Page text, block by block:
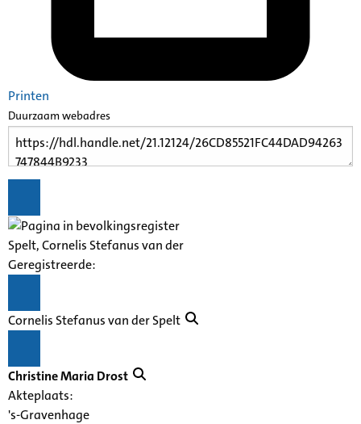
Printen
Duurzaam webadres
Spelt, Cornelis Stefanus van der
Geregistreerde:
Cornelis Stefanus van der Spelt
Christine Maria Drost
Akteplaats:
's-Gravenhage